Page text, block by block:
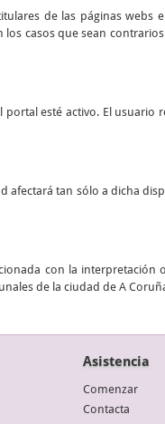
de las páginas webs
casos que sean contrarios
esté activo. El usuario
afectará tan sólo a dicha
con la interpretación
de la ciudad de A
Asistencia
Comenzar
Contacta